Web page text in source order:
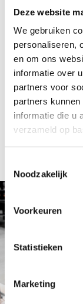
Deze website
We gebruiken
personaliseren,
en om ons
informatie over
partners voor
partners
informatie die u
verzameld op
Noodzakelijk
Voorkeuren
Statistieken
Marketing
durch